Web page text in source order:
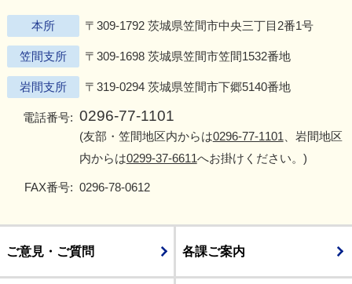
本所 〒309-1792 茨城県笠間市中央三丁目2番1号
笠間支所 〒309-1698 茨城県笠間市笠間1532番地
岩間支所 〒319-0294 茨城県笠間市下郷5140番地
電話番号: 0296-77-1101
(友部・笠間地区内からは0296-77-1101 、岩間地区
内からは0299-37-6611へお掛けください。)
FAX番号: 0296-78-0612
ご意見・ご質問 各課ご案内